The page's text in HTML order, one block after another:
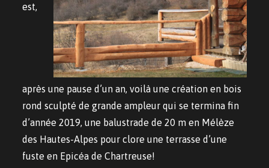
est,
après une pause d’un an, voilà une création en bois
rond sculpté de grande ampleur qui se termina fin
d’année 2019, une balustrade de 20 m en Mélèze
des Hautes-Alpes pour clore une terrasse d’une
fuste en Epicéa de Chartreuse!